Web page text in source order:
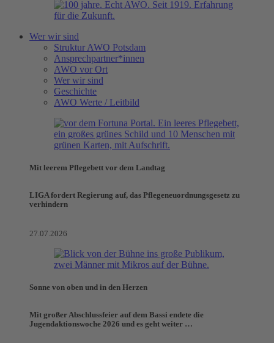
Wer wir sind
Struktur AWO Potsdam
Ansprechpartner*innen
AWO vor Ort
Wer wir sind
Geschichte
AWO Werte / Leitbild
Mit leerem Pflegebett vor dem Landtag
LIGA fordert Regierung auf, das Pflegeneuordnungsgesetz zu
verhindern
27.07.2026
Sonne von oben und in den Herzen
Mit großer Abschlussfeier auf dem Bassi endete die
Jugendaktionswoche 2026 und es geht weiter …